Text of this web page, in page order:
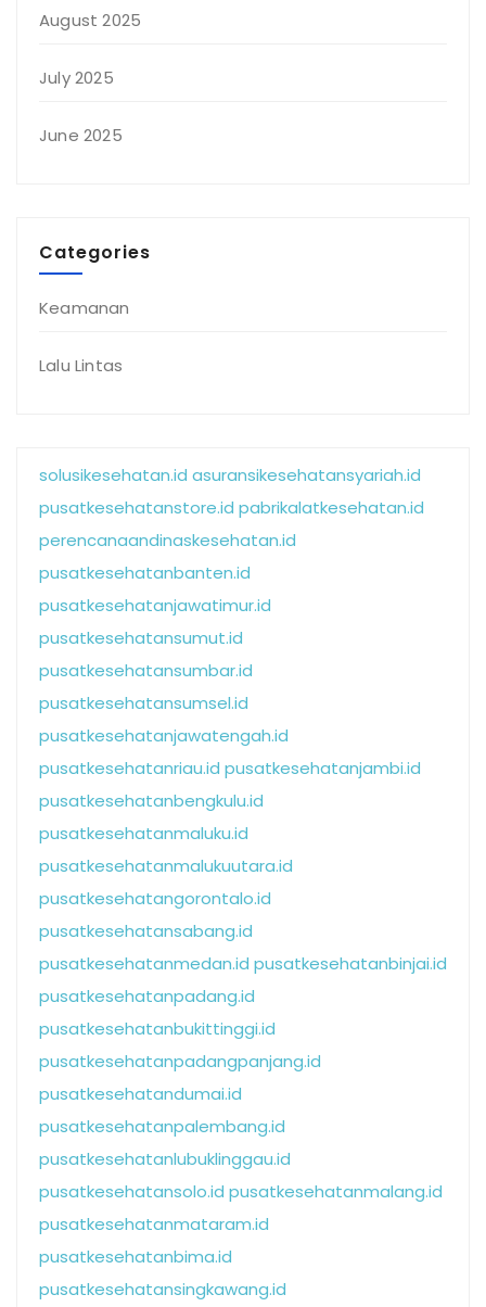
August 2025
July 2025
June 2025
Categories
Keamanan
Lalu Lintas
solusikesehatan.id asuransikesehatansyariah.id
pusatkesehatanstore.id pabrikalatkesehatan.id
perencanaandinaskesehatan.id
pusatkesehatanbanten.id
pusatkesehatanjawatimur.id
pusatkesehatansumut.id
pusatkesehatansumbar.id
pusatkesehatansumsel.id
pusatkesehatanjawatengah.id
pusatkesehatanriau.id pusatkesehatanjambi.id
pusatkesehatanbengkulu.id
pusatkesehatanmaluku.id
pusatkesehatanmalukuutara.id
pusatkesehatangorontalo.id
pusatkesehatansabang.id
pusatkesehatanmedan.id pusatkesehatanbinjai.id
pusatkesehatanpadang.id
pusatkesehatanbukittinggi.id
pusatkesehatanpadangpanjang.id
pusatkesehatandumai.id
pusatkesehatanpalembang.id
pusatkesehatanlubuklinggau.id
pusatkesehatansolo.id pusatkesehatanmalang.id
pusatkesehatanmataram.id
pusatkesehatanbima.id
pusatkesehatansingkawang.id